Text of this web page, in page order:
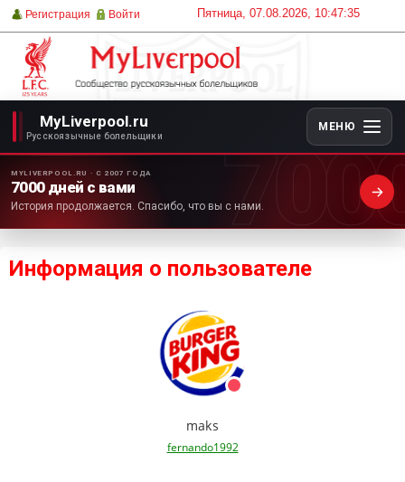
Пятница, 07.08.2026, 10:47:35
Регистрация Войти
MyLiverpool.ru
Русскоязычные болельщики
МЕНЮ
MYLIVERPOOL.RU · С 2007 ГОДА
7000 дней с вами
История продолжается. Спасибо, что вы с нами.
Информация о пользователе
maks
fernando1992